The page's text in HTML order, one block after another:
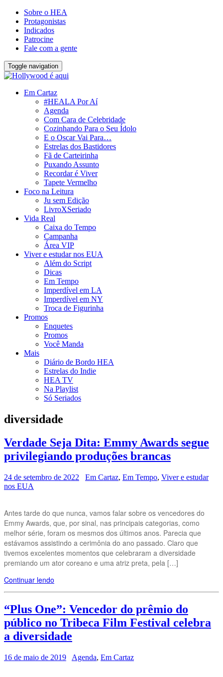
Sobre o HEA
Protagonistas
Indicados
Patrocine
Fale com a gente
Toggle navigation
Em Cartaz
#HEALA Por Aí
Agenda
Com Cara de Celebridade
Cozinhando Para o Seu Ídolo
E o Oscar Vai Para…
Estrelas dos Bastidores
Fã de Carteirinha
Puxando Assunto
Recordar é Viver
Tapete Vermelho
Foco na Leitura
Ju sem Edição
LivroXSeriado
Vida Real
Caixa do Tempo
Campanha
Área VIP
Viver e estudar nos EUA
Além do Script
Dicas
Em Tempo
Imperdível em LA
Imperdível em NY
Troca de Figurinha
Promos
Enquetes
Promos
Você Manda
Mais
Diário de Bordo HEA
Estrelas do Indie
HEA TV
Na Playlist
Só Seriados
diversidade
Verdade Seja Dita: Emmy Awards segue
privilegiando produções brancas
24 de setembro de 2022 Em Cartaz, Em Tempo, Viver e estudar
nos EUA
Antes tarde do que nunca, vamos falar sobre os vencedores do
Emmy Awards, que, por sinal, nas principais categorias, como
melhor série, foram os mesmos dos últimos anos. Parecia que
estávamos assistindo a cerimônia do ano passado. Claro que
tivemos excelentes momentos que celebraram a diversidade
premiando um ator coreano e uma atriz preta, pela […]
Continuar lendo
“Plus One”: Vencedor do prêmio do
público no Tribeca Film Festival celebra
a diversidade
16 de maio de 2019 Agenda, Em Cartaz